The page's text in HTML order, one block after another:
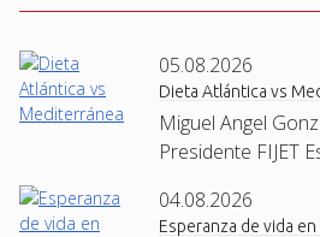
05.08.2026
Dieta Atlántica vs
Miguel Angel
Presidente FIJET
04.08.2026
Esperanza de vida